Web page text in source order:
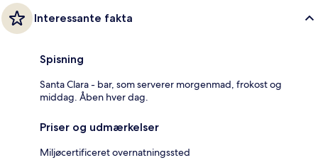
Interessante fakta
Spisning
Santa Clara - bar, som serverer morgenmad, frokost og
middag. Åben hver dag.
Priser og udmærkelser
Miljøcertificeret overnatningssted